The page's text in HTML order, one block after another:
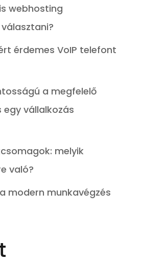
webhosting
érdemes VoIP telefont
a megfelelő
vállalkozás
melyik
való?
modern munkavégzés